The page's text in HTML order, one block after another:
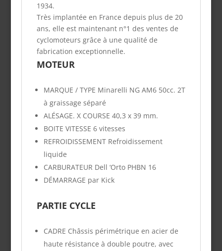
1934.
Très implantée en France depuis plus de 20
ans, elle est maintenant n°1 des ventes de
cyclomoteurs grâce à une qualité de
fabrication exceptionnelle.
MOTEUR
MARQUE / TYPE Minarelli NG AM6 50cc. 2T
à graissage séparé
ALÉSAGE. X COURSE 40,3 x 39 mm.
BOITE VITESSE 6 vitesses
REFROIDISSEMENT Refroidissement
liquide
CARBURATEUR Dell ‘Orto PHBN 16
DÉMARRAGE par Kick
PARTIE CYCLE
CADRE Châssis périmétrique en acier de
haute résistance à double poutre, avec